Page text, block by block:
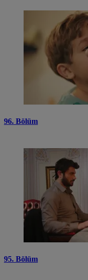
96. Bölüm
95. Bölüm